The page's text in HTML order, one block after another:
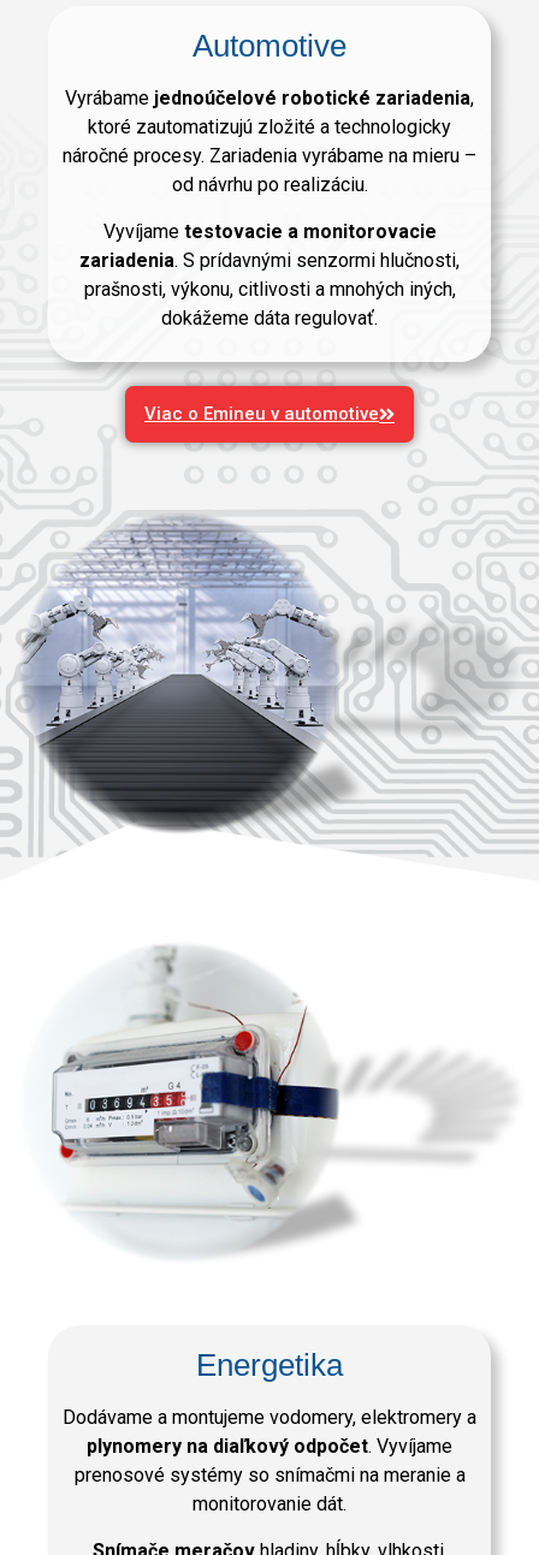
Automotive
Vyrábame jednoúčelové robotické zariadenia,
ktoré zautomatizujú zložité a technologicky
náročné procesy. Zariadenia vyrábame na mieru –
od návrhu po realizáciu.
Vyvíjame testovacie a monitorovacie
zariadenia. S prídavnými senzormi hlučnosti,
prašnosti, výkonu, citlivosti a mnohých iných,
dokážeme dáta regulovať.
Viac o Emineu v automotive
Energetika
Dodávame a montujeme vodomery, elektromery a
plynomery na diaľkový odpočet. Vyvíjame
prenosové systémy so snímačmi na meranie a
monitorovanie dát.
Snímače meračov hladiny, hĺbky, vlhkosti,